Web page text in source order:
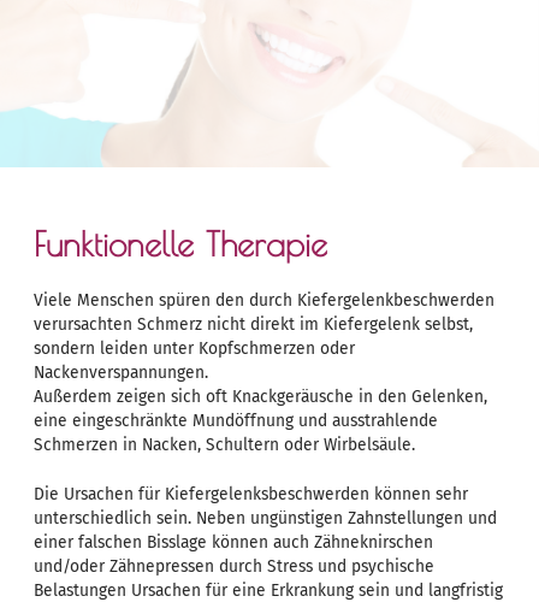
Funktionelle Therapie
Viele Menschen spüren den durch Kiefergelenkbeschwerden
verursachten Schmerz nicht direkt im Kiefergelenk selbst,
sondern leiden unter Kopfschmerzen oder
Nackenverspannungen.
Außerdem zeigen sich oft Knackgeräusche in den Gelenken,
eine eingeschränkte Mundöffnung und ausstrahlende
Schmerzen in Nacken, Schultern oder Wirbelsäule.
Die Ursachen für Kiefergelenksbeschwerden können sehr
unterschiedlich sein. Neben ungünstigen Zahnstellungen und
einer falschen Bisslage können auch Zähneknirschen
und/oder Zähnepressen durch Stress und psychische
Belastungen Ursachen für eine Erkrankung sein und langfristig